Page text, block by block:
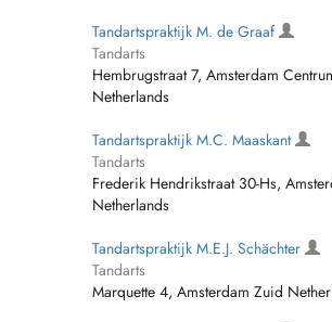
Tandartspraktijk M. de Graaf
Tandarts
Hembrugstraat 7, Amsterdam
Netherlands
Tandartspraktijk M.C. Maaskant
Tandarts
Frederik Hendrikstraat 30-Hs,
Netherlands
Tandartspraktijk M.E.J. Schächter
Tandarts
Marquette 4, Amsterdam Zuid